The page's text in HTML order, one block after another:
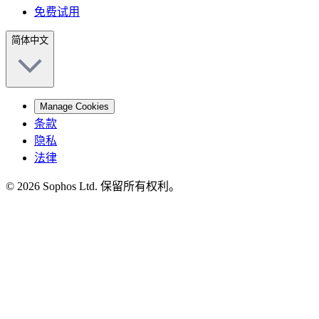
免费试用
简体中文
Manage Cookies
条款
隐私
法律
© 2026 Sophos Ltd. 保留所有权利。